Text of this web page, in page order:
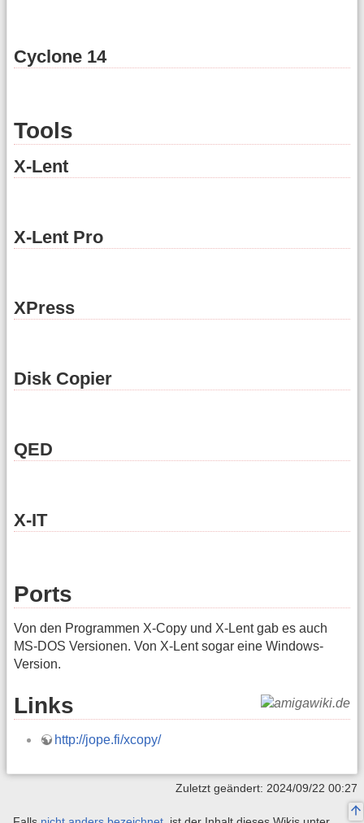
Cyclone 14
Tools
X-Lent
X-Lent Pro
XPress
Disk Copier
QED
X-IT
Ports
Von den Programmen X-Copy und X-Lent gab es auch
MS-DOS Versionen. Von X-Lent sogar eine Windows-
Version.
Links
http://jope.fi/xcopy/
Zuletzt geändert: 2024/09/22 00:27